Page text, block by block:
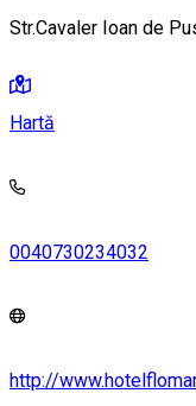
Str.Cavaler Ioan de
Hartă
0040730234032
http://